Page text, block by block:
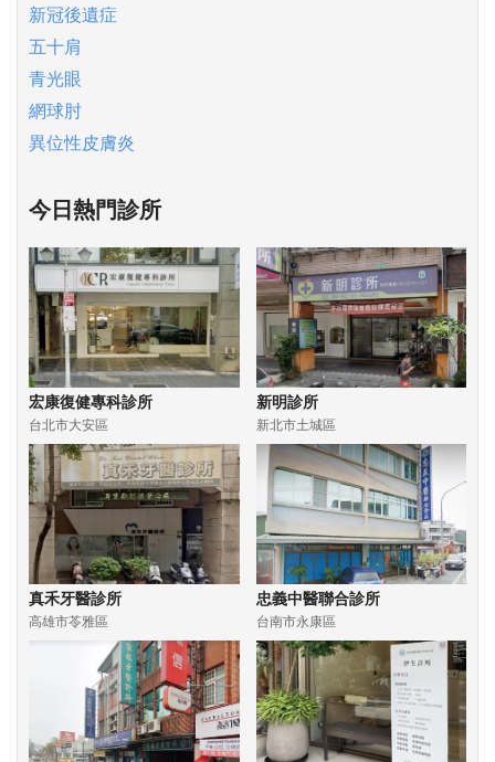
新冠後遺症
五十肩
青光眼
網球肘
異位性皮膚炎
今日熱門診所
宏康復健專科診所
台北市大安區
新明診所
新北市土城區
真禾牙醫診所
高雄市苓雅區
忠義中醫聯合診所
台南市永康區